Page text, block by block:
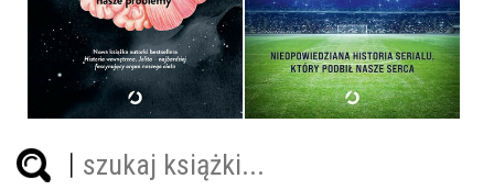
OPRAWA MIĘKKA
59,99 ZŁ
OPRAWA MIĘKKA
54,99 ZŁ